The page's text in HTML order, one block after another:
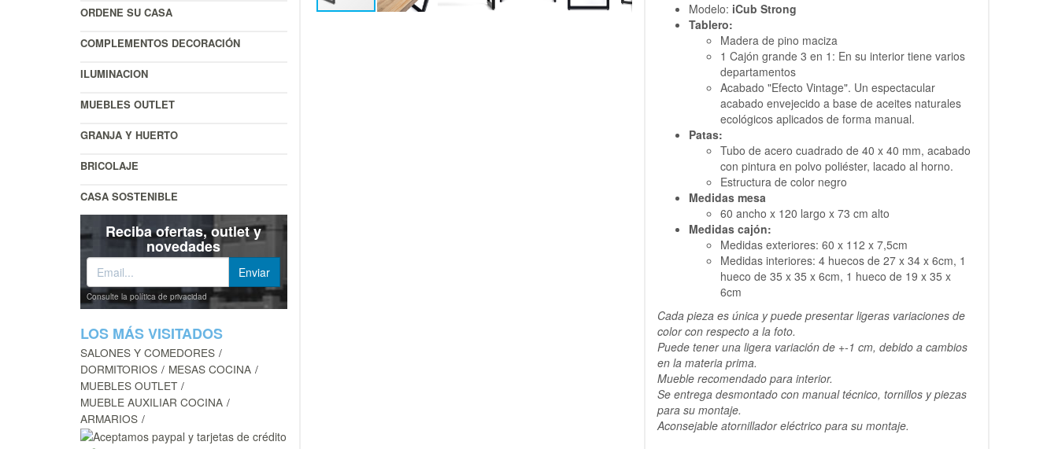
ORDENE SU CASA
COMPLEMENTOS DECORACIÓN
ILUMINACION
MUEBLES OUTLET
GRANJA Y HUERTO
BRICOLAJE
CASA SOSTENIBLE
Reciba ofertas, outlet y
novedades
Consulte la política de privacidad
LOS MÁS VISITADOS
SALONES Y COMEDORES
DORMITORIOS
MESAS COCINA
MUEBLES OUTLET
MUEBLE AUXILIAR COCINA
ARMARIOS
Modelo: iCub Strong
Tablero:
Madera de pino maciza
1 Cajón grande 3 en 1: En su interior tiene varios
departamentos
Acabado "Efecto Vintage". Un espectacular
acabado envejecido a base de aceites naturales
ecológicos aplicados de forma manual.
Patas:
Tubo de acero cuadrado de 40 x 40 mm, acabado
con pintura en polvo poliéster, lacado al horno.
Estructura de color negro
Medidas mesa
60 ancho x 120 largo x 73 cm alto
Medidas cajón:
Medidas exteriores: 60 x 112 x 7,5cm
Medidas interiores: 4 huecos de 27 x 34 x 6cm, 1
hueco de 35 x 35 x 6cm, 1 hueco de 19 x 35 x
6cm
Cada pieza es única y puede presentar ligeras variaciones de
color con respecto a la foto.
Puede tener una ligera variación de +-1 cm, debido a cambios
en la materia prima.
Mueble recomendado para interior.
Se entrega desmontado con manual técnico, tornillos y piezas
para su montaje.
Aconsejable atornillador eléctrico para su montaje.